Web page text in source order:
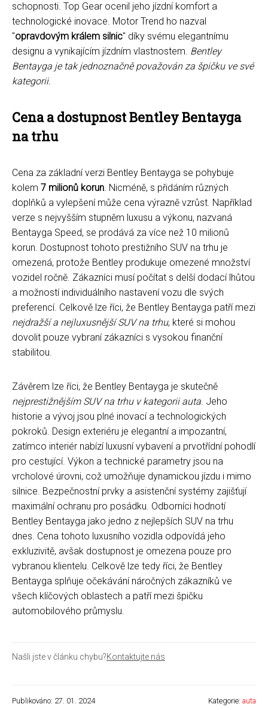
schopnosti. Top Gear ocenil jeho jízdní komfort a
technologické inovace. Motor Trend ho nazval
"opravdovým králem silnic" díky svému elegantnímu
designu a vynikajícím jízdním vlastnostem. Bentley
Bentayga je tak jednoznačně považován za špičku ve své
kategorii.
Cena a dostupnost Bentley Bentayga
na trhu
Cena za základní verzi Bentley Bentayga se pohybuje
kolem 7 milionů korun. Nicméně, s přidáním různých
doplňků a vylepšení může cena výrazně vzrůst. Například
verze s nejvyšším stupněm luxusu a výkonu, nazvaná
Bentayga Speed, se prodává za více než 10 milionů
korun. Dostupnost tohoto prestižního SUV na trhu je
omezená, protože Bentley produkuje omezené množství
vozidel ročně. Zákazníci musí počítat s delší dodací lhůtou
a možností individuálního nastavení vozu dle svých
preferencí. Celkově lze říci, že Bentley Bentayga patří mezi
nejdražší a nejluxusnější SUV na trhu, které si mohou
dovolit pouze vybraní zákazníci s vysokou finanční
stabilitou.
Závěrem lze říci, že Bentley Bentayga je skutečně
nejprestižnějším SUV na trhu v kategorii auta. Jeho
historie a vývoj jsou plné inovací a technologických
pokroků. Design exteriéru je elegantní a impozantní,
zatímco interiér nabízí luxusní vybavení a prvotřídní pohodlí
pro cestující. Výkon a technické parametry jsou na
vrcholové úrovni, což umožňuje dynamickou jízdu i mimo
silnice. Bezpečnostní prvky a asistenční systémy zajišťují
maximální ochranu pro posádku. Odborníci hodnotí
Bentley Bentayga jako jedno z nejlepších SUV na trhu
dnes. Cena tohoto luxusního vozidla odpovídá jeho
exkluzivitě, avšak dostupnost je omezena pouze pro
vybranou klientelu. Celkově lze tedy říci, že Bentley
Bentayga splňuje očekávání náročných zákazníků ve
všech klíčových oblastech a patří mezi špičku
automobilového průmyslu.
Našli jste v článku chybu?Kontaktujte nás
Publikováno: 27. 01. 2024 Kategorie: auta